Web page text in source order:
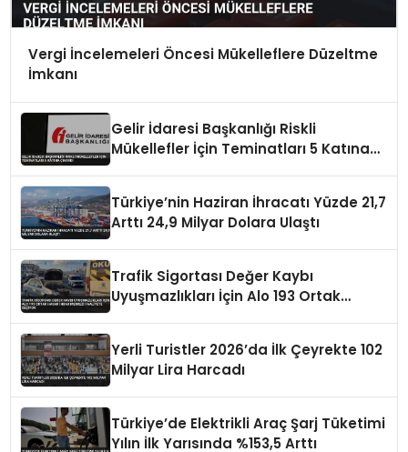
Vergi İncelemeleri Öncesi Mükelleflere Düzeltme
İmkanı
Gelir İdaresi Başkanlığı Riskli
Mükellefler İçin Teminatları 5 Katına
Türkiye’nin Haziran İhracatı Yüzde 21,7
Arttı 24,9 Milyar Dolara Ulaştı
Trafik Sigortası Değer Kaybı
Uyuşmazlıkları İçin Alo 193 Ortak
Yerli Turistler 2026’da İlk Çeyrekte 102
Milyar Lira Harcadı
Türkiye’de Elektrikli Araç Şarj Tüketimi
Yılın İlk Yarısında %153,5 Arttı